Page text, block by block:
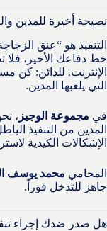
نصيحة أخيرة للمدين
التنفيذ هو “عنق
خط دفاعك الأخير،
الإنترنت. للدائن: كن
التي يلعبها المدين.
في مجموعة الوجيز ،
المدين من التنفيذ
الإشكالات الكيدية
المحامي محمد يوسف
جاهز للتدخل فوراً.
هل صدر ضدك إجراء